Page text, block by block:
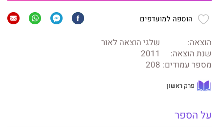
הוספה למועדפים
הוצאה:
שלגי הוצאה לאור
שנת הוצאה:
2011
מספר עמודים: 208
פרק ראשון
על הספר